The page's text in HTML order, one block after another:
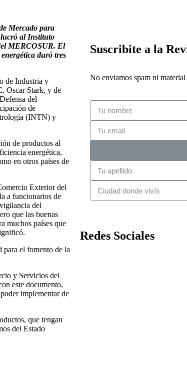
Mercado para
al Instituto
MERCOSUR. El
duró tres
de Industria y
Oscar Stark, y de
del
de
(INTN) y
de productos al
energética,
en otros países de
Exterior del
a funcionarios de
del
que las buenas
muchos países que
para el fomento de la
y Servicios del
este documento,
implementar de
que tengan
del Estado
Suscribite a la
No enviamos spam ni
Redes Sociales